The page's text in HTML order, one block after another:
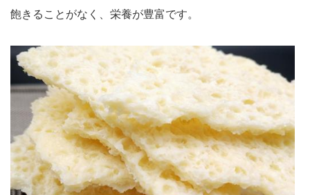
飽きることがなく、栄養が豊富です。